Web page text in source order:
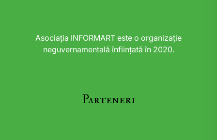
Asociația INFORMART este o organizație
neguvernamentală înființată în 2020.
Parteneri